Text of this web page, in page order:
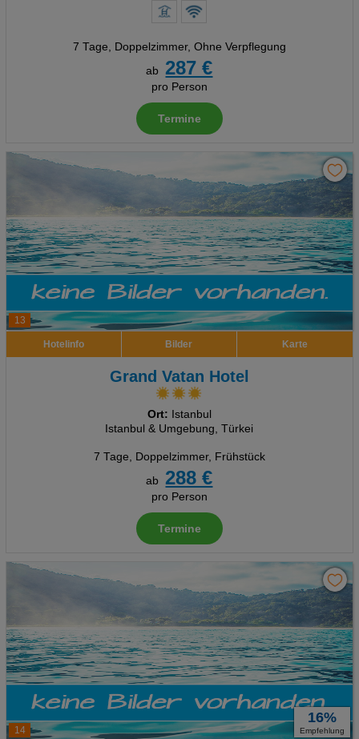
7 Tage, Doppelzimmer, Ohne Verpflegung
ab
287 €
pro Person
Termine
13
Hotelinfo Bilder Karte
Grand Vatan Hotel
Ort: Istanbul
Istanbul & Umgebung, Türkei
7 Tage, Doppelzimmer, Frühstück
ab
288 €
pro Person
Termine
14
16%
Empfehlung